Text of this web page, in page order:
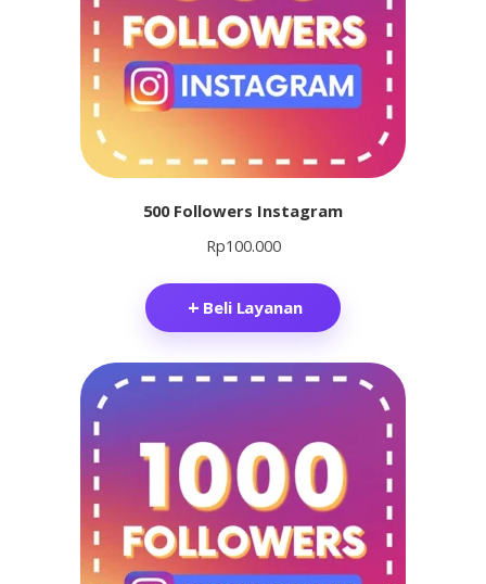
500 Followers Instagram
Rp100.000
Beli Layanan